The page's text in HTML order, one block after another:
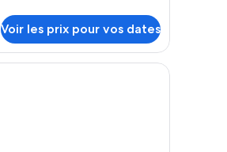
Voir les prix pour vos dates